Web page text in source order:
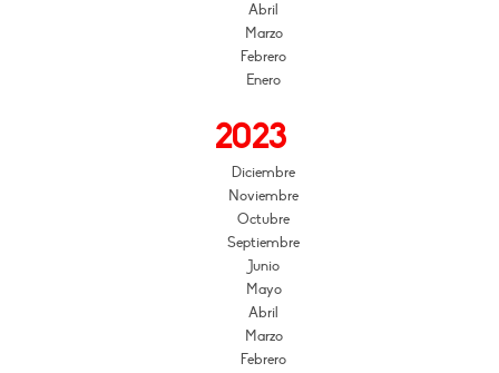
Abril
Marzo
Febrero
Enero
2023
Diciembre
Noviembre
Octubre
Septiembre
Junio
Mayo
Abril
Marzo
Febrero